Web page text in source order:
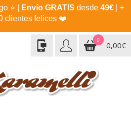
⭐ Envío GRATIS desde 49€| +
clientes felices ❤️
0
0,00€